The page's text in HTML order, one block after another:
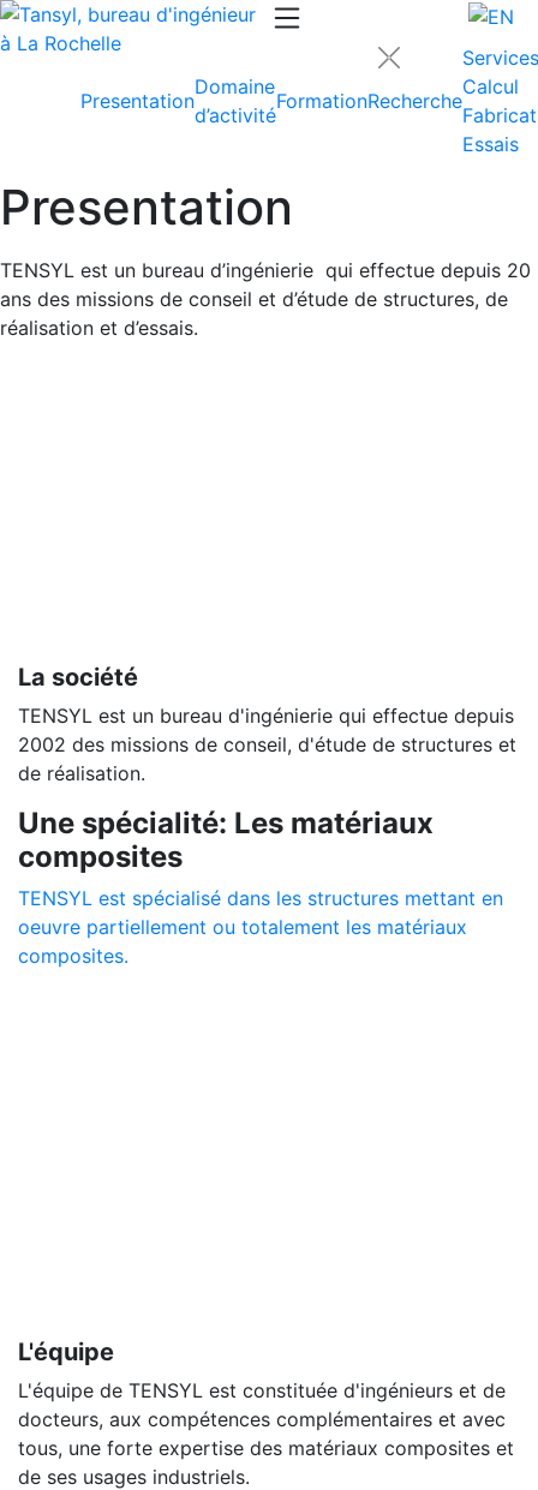
Presentation
Domaine
d’activité
FormationRecherche
Services
Calcul
Essais
Presentation
TENSYL est un bureau d’ingénierie qui effectue depuis 20
ans des missions de conseil et d’étude de structures, de
réalisation et d’essais.
La société
TENSYL est un bureau d'ingénierie qui effectue depuis
2002 des missions de conseil, d'étude de structures et
de réalisation.
Une spécialité: Les matériaux
composites
TENSYL est spécialisé dans les structures mettant en
oeuvre partiellement ou totalement les matériaux
composites.
L'équipe
L'équipe de TENSYL est constituée d'ingénieurs et de
docteurs, aux compétences complémentaires et avec
tous, une forte expertise des matériaux composites et
de ses usages industriels.